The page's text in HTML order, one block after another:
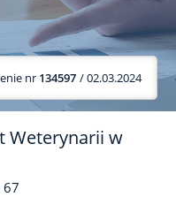
nr 134597 / 02.03.2024
Weterynarii w
67